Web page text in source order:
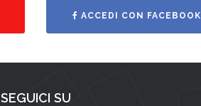
ACCEDI CON FACEBOOK
SEGUICI SU